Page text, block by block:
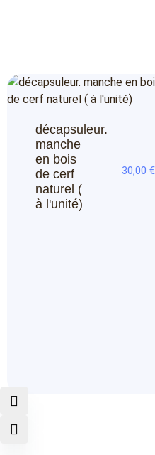
décapsuleur.
manche
en bois
de cerf
naturel (
à l'unité)
30,00 €